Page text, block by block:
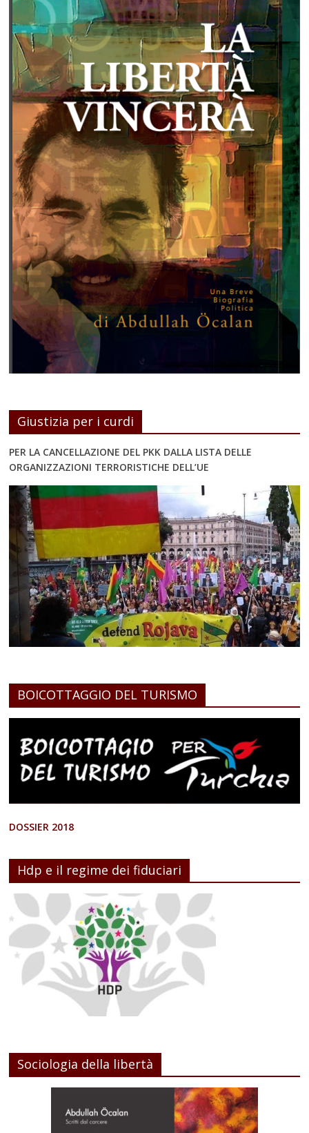
Giustizia per i curdi
PER LA CANCELLAZIONE DEL PKK DALLA LISTA DELLE
ORGANIZZAZIONI TERRORISTICHE DELL’UE
BOICOTTAGGIO DEL TURISMO
DOSSIER 2018
Hdp e il regime dei fiduciari
Sociologia della libertà